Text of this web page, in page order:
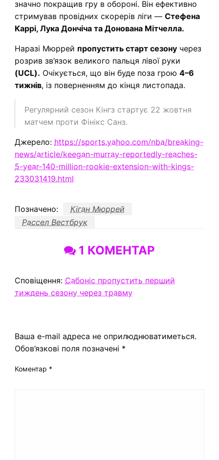
значно покращив гру в обороні. Він ефективно
стримував провідних скорерів ліги — Стефена
Каррі, Лука Дончіча та Донована Мітчелла.
Наразі Мюррей пропустить старт сезону через
розрив зв’язок великого пальця лівої руки
(UCL). Очікується, що він буде поза грою 4–6
тижнів, із поверненням до кінця листопада.
Регулярний сезон Кінгз стартує 22 жовтня
матчем проти Фінікс Санз.
Джерело: https://sports.yahoo.com/nba/breaking-
news/article/keegan-murray-reportedly-reaches-
5-year-140-million-rookie-extension-with-kings-
233031419.html
Позначено:
Кіган Мюррей
Рассел Вестбрук
1 КОМЕНТАР
Сповіщення: Сабоніс пропустить перший
тиждень сезону через травму
Ваша e-mail адреса не оприлюднюватиметься.
Обов’язкові поля позначені *
Коментар *